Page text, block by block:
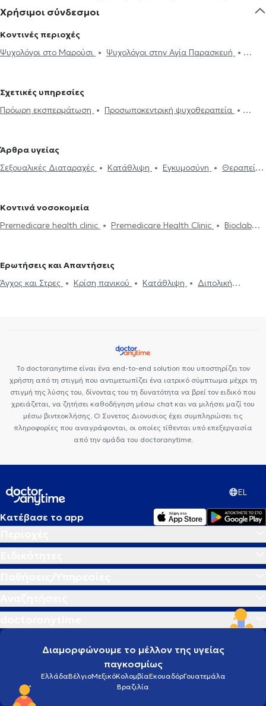
Χρήσιμοι σύνδεσμοι
Κοντινές περιοχές
Ψυχολόγοι στο Μαρούσι
Ψυχολόγοι στην Αγία Παρασκευή
Ψυχολόγοι στα Βριλήσσια
στου Παπάγου
Ψυχολόγοι στο Νέο Ηράκλειο
Ψυχολόγοι στη
Ψυχολόγοι στη Νέα φιλοθέη
Ψυχολόγοι στο Ηράκλειο Κρήτης
Σχετικές υπηρεσίες
Πρόωρη εκσπερμάτωση
Προσωποκεντρική ψυχοθεραπεία
και παιδιών
Ομαδική ψυχοθεραπεία
ενδυνάμωση
Συμβουλευτική φροντιστών ατόμων με άνοια
Life
Κρίση πανικού
Άρθρα υγείας
Σεξουαλικές Διαταραχές
Κατάθλιψη Εγκυμοσύνη
Θεραπεία
διαδίκτυο
ΔΕΠΥ Κρίση πανικού
Εθισμός
Τεστ επαγγελματικού προσανατολισμού
Κοντινά νοσοκομεία
Premedicare health clinic
Premedicare Health Clinic
Bioclab
Ερωτήσεις και Απαντήσεις
Άγχος και Στρες
Κρίση πανικού Κατάθλιψη
Διπολική
Το doctoranytime είναι ένα end-to-end solution που υποστηρίζει τον
χρήστη από τη στιγμή που αντιμετωπίζει ένα ιατρικό σύμπτωμα μέχρι τη
στιγμή της λύσης του, δίνοντας του τη δυνατότητα να βρεί τον ειδικό που
χρειάζεται, να ζητήσει καθοδήγηση μέσω chat και να μιλήσει μαζί του
μέσω βιντεοκλήσης. Ο Συνετος Διονυσιος έχει συμπληρώσει τις
πληροφορίες που αναγράφονται, οι οποίες τίθενται υπό επεξεργασία
από την ομάδα του doctoranytime.
EL
Κατέβασε το app
Διαμορφώνουμε το μέλλον της υγείας
παγκοσμίως
ΕλλάδαΒέλγιοΜεξικόΚολομβίαΕκουαδόρΓουατεμάλα
Βραζιλία